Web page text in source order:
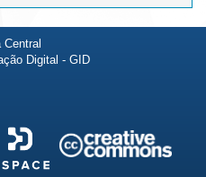
Central
Digital - GID